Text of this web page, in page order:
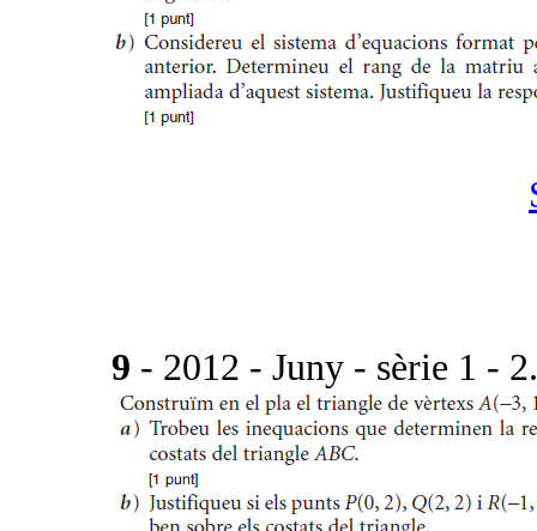
9 - 2012 - Juny - sèrie 1 - 2.